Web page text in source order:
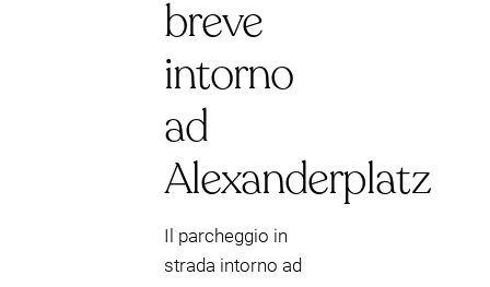
breve
intorno
ad
Alexanderplatz
Il parcheggio in
strada intorno ad